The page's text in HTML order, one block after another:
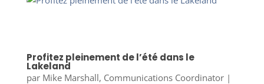
Profitez pleinement de l’été dans le
Lakeland
par Mike Marshall, Communications Coordinator|